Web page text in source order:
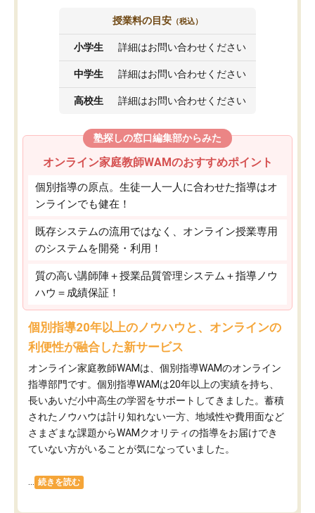
授業料の目安 （税込）
小学生 詳細はお問い合わせください
中学生 詳細はお問い合わせください
高校生 詳細はお問い合わせください
塾探しの窓口編集部からみた
オンライン家庭教師WAMのおすすめポイント
個別指導の原点。生徒一人一人に合わせた指導はオ
ンラインでも健在！
既存システムの流用ではなく、オンライン授業専用
のシステムを開発・利用！
質の高い講師陣＋授業品質管理システム＋指導ノウ
ハウ＝成績保証！
個別指導20年以上のノウハウと、オンラインの
利便性が融合した新サービス
オンライン家庭教師WAMは、個別指導WAMのオンライン
指導部門です。個別指導WAMは20年以上の実績を持ち、
長いあいだ小中高生の学習をサポートしてきました。蓄積
されたノウハウは計り知れない一方、地域性や費用面など
さまざまな課題からWAMクオリティの指導をお届けでき
ていない方がいることが気になっていました。
続きを読む